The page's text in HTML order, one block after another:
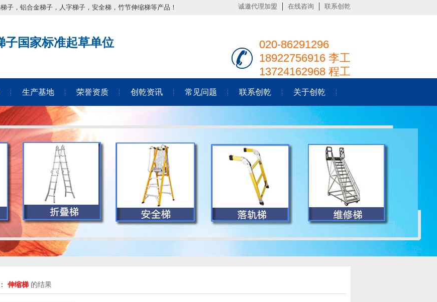
子，铝合金梯子，人字梯子，安全梯，竹节伸缩梯等产品！ 诚邀代理加盟 在线咨询 联系创乾
子国家标准起草单位
020-86291296
18922756916 李工
13724162968 程工
生产基地 荣誉资质 创乾资讯 常见问题 联系创乾 关于创乾
伸缩梯 的结果